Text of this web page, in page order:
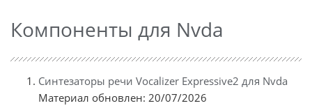
Компоненты для Nvda
Синтезаторы речи Vocalizer Expressive2 для Nvda
Материал обновлен: 20/07/2026